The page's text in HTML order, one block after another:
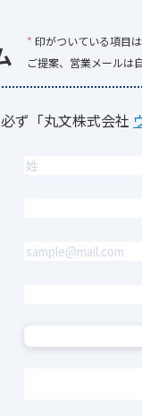
* 印がついている項目は
ご提案、営業メールは
ず「丸文株式会社